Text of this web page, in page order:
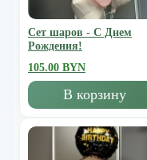
Сет шаров - С Днем
Рождения!
105.00 BYN
В корзину